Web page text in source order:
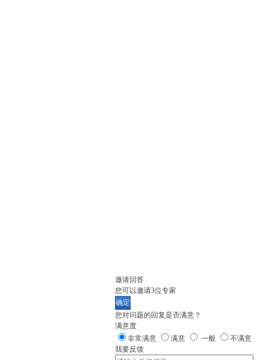
邀请回答
您可以邀请3位专家
确定
您对问题的回复是否满意？
满意度
非常满意
满意 一般
不满意
我要反馈